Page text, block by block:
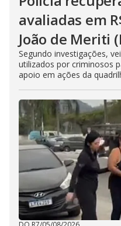
avaliadas em
João de Meriti
Segundo investigações,
utilizados por criminosos
apoio em ações da